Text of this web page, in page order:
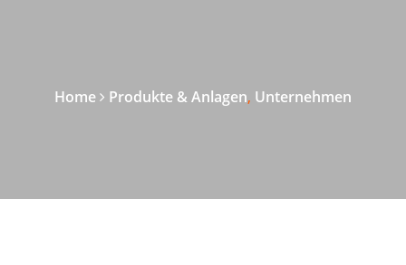
Home Produkte & Anlagen, Unternehmen